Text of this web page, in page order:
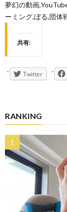
夢幻の動画
ーミング,ぼる,団体
共有:
Twitter
RANKING